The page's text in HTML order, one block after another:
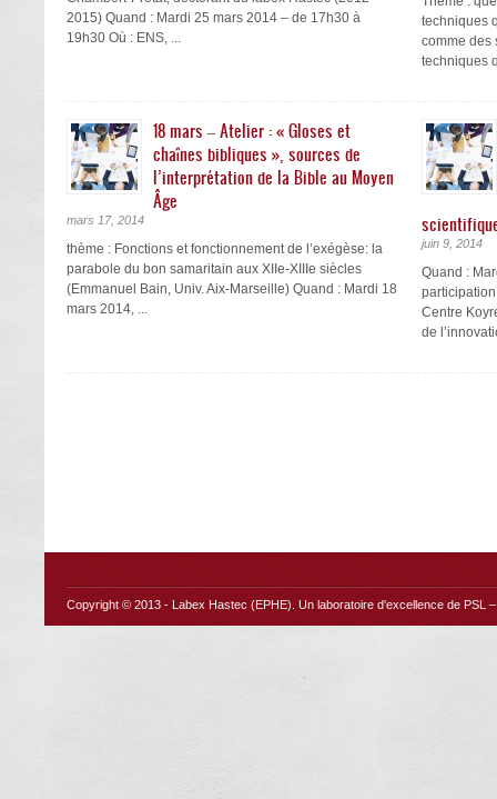
2015) Quand : Mardi 25 mars 2014 – de 17h30 à
19h30 Où : ENS, ...
techniques
comme des
techniques
18 mars – Atelier : « Gloses et
chaînes bibliques », sources de
l’interprétation de la Bible au Moyen
Âge
mars 17, 2014
thème : Fonctions et fonctionnement de l’exégèse: la
parabole du bon samaritain aux XIIe-XIIIe siècles
(Emmanuel Bain, Univ. Aix-Marseille) Quand : Mardi 18
mars 2014, ...
juin 9, 2014
Quand :
Centre
de
Copyright © 2013 - Labex Hastec (EPHE) . Un laboratoire d'excellence de